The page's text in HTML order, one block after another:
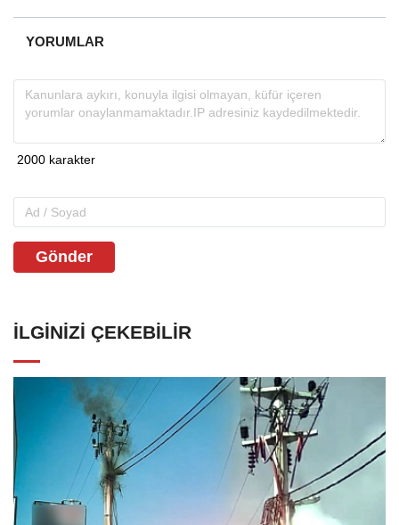
YORUMLAR
Gönder
İLGINIZI ÇEKEBILIR